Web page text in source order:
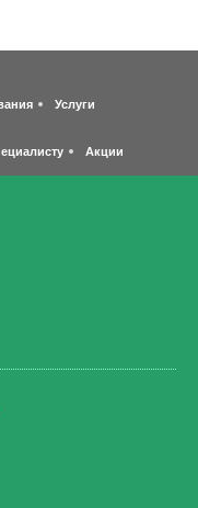
Услуги
Акции